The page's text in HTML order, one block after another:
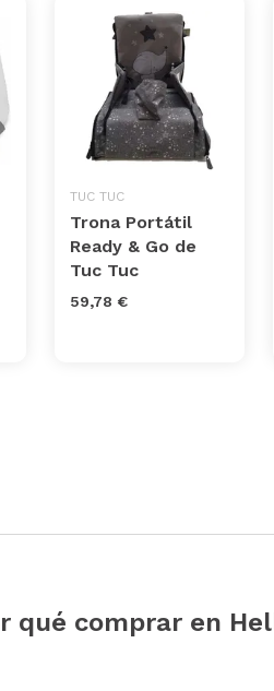
TUC TUC
Trona Portátil
Ready & Go de
Tuc Tuc
59,78 €
qué comprar en